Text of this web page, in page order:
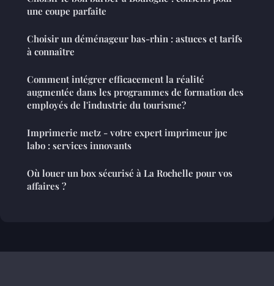
une coupe parfaite
Choisir un déménageur bas-rhin : astuces et tarifs
à connaître
Comment intégrer efficacement la réalité
augmentée dans les programmes de formation des
employés de l'industrie du tourisme?
Imprimerie metz - votre expert imprimeur jpc
labo : services innovants
Où louer un box sécurisé à La Rochelle pour vos
affaires ?